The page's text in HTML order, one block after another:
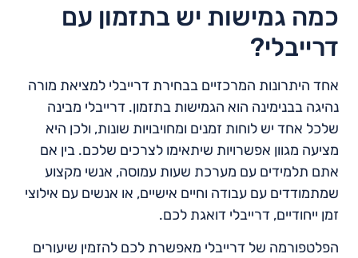
כמה גמישות יש בתזמון עם
דרייבלי?
אחד היתרונות המרכזיים בבחירת דרייבלי למציאת מורה
נהיגה בבנימינה הוא הגמישות בתזמון. דרייבלי מבינה
שלכל אחד יש לוחות זמנים ומחויבויות שונות, ולכן היא
מציעה מגוון אפשרויות שיתאימו לצרכים שלכם. בין אם
אתם תלמידים עם מערכת שעות עמוסה, אנשי מקצוע
שמתמודדים עם עבודה וחיים אישיים, או אנשים עם אילוצי
זמן ייחודיים, דרייבלי דואגת לכם.
הפלטפורמה של דרייבלי מאפשרת לכם להזמין שיעורים